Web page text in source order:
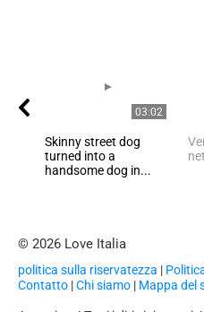
03:02
Skinny street dog
turned into a
handsome dog in...
© 2026 Love Italia
politica sulla riservatezza |
Contatto |Chi siamo | Mappa del